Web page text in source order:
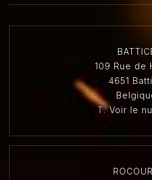
109 Rue de
4651
T.Voir le